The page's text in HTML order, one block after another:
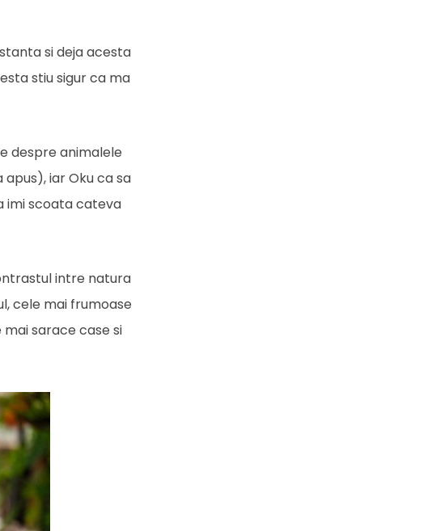
si deja acesta
stiu sigur ca ma
despre animalele
iar Oku ca sa
imi scoata cateva
intre natura
cele mai frumoase
sarace case si